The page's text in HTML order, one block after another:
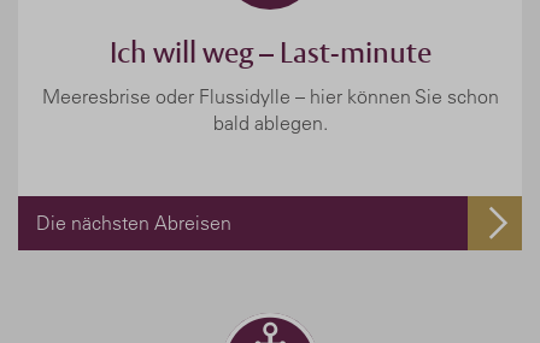
Ich will weg – Last-minute
Meeresbrise oder Flussidylle – hier können Sie schon
bald ablegen.
Die nächsten Abreisen